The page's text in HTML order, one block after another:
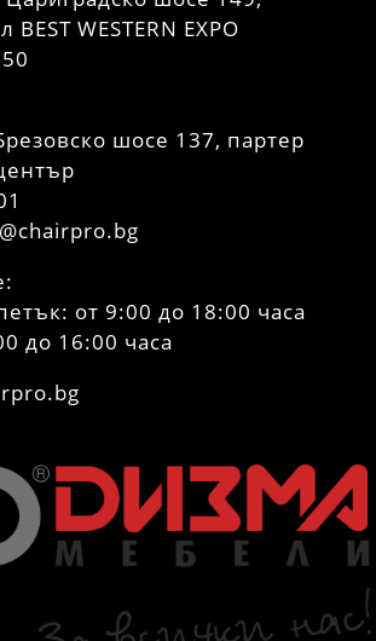
WESTERN EXPO
шосе 137, партер
от 9:00 до 18:00 часа
до 16:00 часа